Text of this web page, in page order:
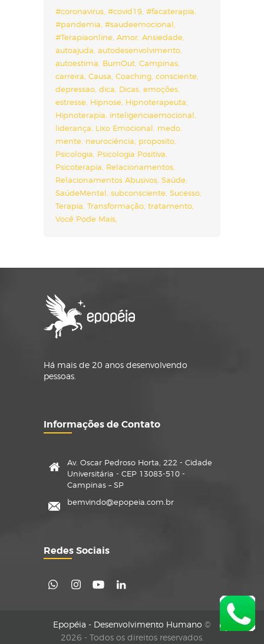
#coronavirus #covid19 #facaterapia
#pandemia #saudeemocional
#Terapiaonline Amor Ansiedade
autoajuda autodesenvolvimento
autoestima BurnOut Campinas
carreira Causa Coaching consciente
depressao dica Dicas emoções
estresse Hipnose Hipnoterapeuta
Hipnoterapia inteligenciaemocional
liderança Lixo Emocional medo
mente neurociência proposito
Psicologia Psicologia Positiva
Psicoterapia Relacionamentos
Relacionamentos Abusivos Saúde
SaúdeMental subconsciente Sucesso
Terapia Transformação tratamento
Você Pode Mais
Há mais de 20 anos desenvolvendo
pessoas.
Informações de Contato
Av. Oscar Pedroso Horta, 222 - Cidade
Universitária - CEP 13083-510 -
Campinas – SP
bemvindo@epopeia.com.br
Redes Sociais
Epopéia - Desenvolvimento Humano ©
2026 - Todos os direitos reservados.